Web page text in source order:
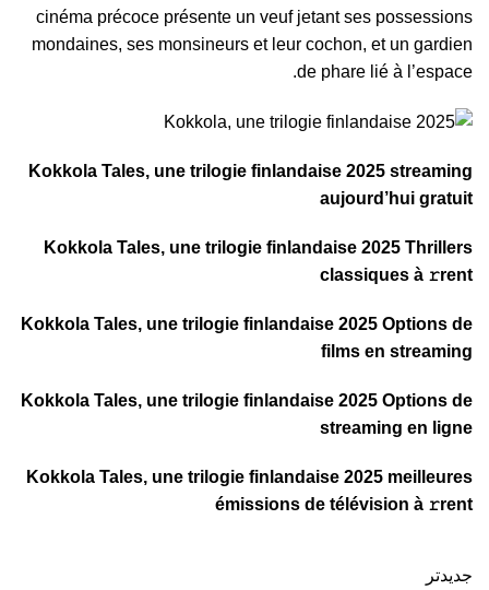
cinéma précoce présente un veuf jetant ses possessions
mondaines, ses monsineurs et leur cochon, et un gardien
de phare lié à l’espace.
Kokkola Tales, une trilogie finlandaise 2025 streaming
aujourd’hui gratuit
Kokkola Tales, une trilogie finlandaise 2025 Thrillers
classiques à 𝚛rent
Kokkola Tales, une trilogie finlandaise 2025 Options de
films en streaming
Kokkola Tales, une trilogie finlandaise 2025 Options de
streaming en ligne
Kokkola Tales, une trilogie finlandaise 2025 meilleures
émissions de télévision à 𝚛rent
جدیدتر